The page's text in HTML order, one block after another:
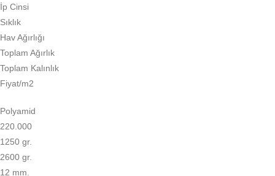
İp Cinsi
Sıklık
Hav Ağırlığı
Toplam Ağırlık
Toplam Kalınlık
Fiyat/m2
Polyamid
220.000
1250 gr.
2600 gr.
12 mm.